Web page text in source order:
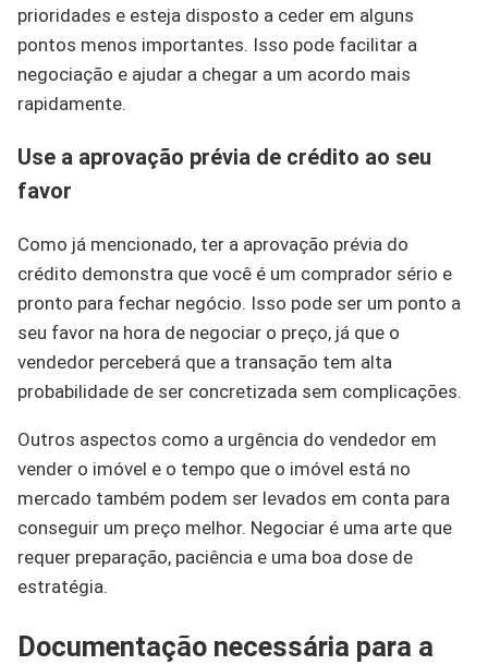
prioridades e esteja disposto a ceder em alguns
pontos menos importantes. Isso pode facilitar a
negociação e ajudar a chegar a um acordo mais
rapidamente.
Use a aprovação prévia de crédito ao seu
favor
Como já mencionado, ter a aprovação prévia do
crédito demonstra que você é um comprador sério e
pronto para fechar negócio. Isso pode ser um ponto a
seu favor na hora de negociar o preço, já que o
vendedor perceberá que a transação tem alta
probabilidade de ser concretizada sem complicações.
Outros aspectos como a urgência do vendedor em
vender o imóvel e o tempo que o imóvel está no
mercado também podem ser levados em conta para
conseguir um preço melhor. Negociar é uma arte que
requer preparação, paciência e uma boa dose de
estratégia.
Documentação necessária para a